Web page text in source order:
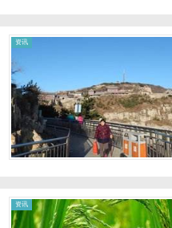
资讯
资讯